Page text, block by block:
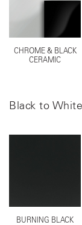
CHROME & BLACK
CERAMIC
Black to White
BURNING BLACK